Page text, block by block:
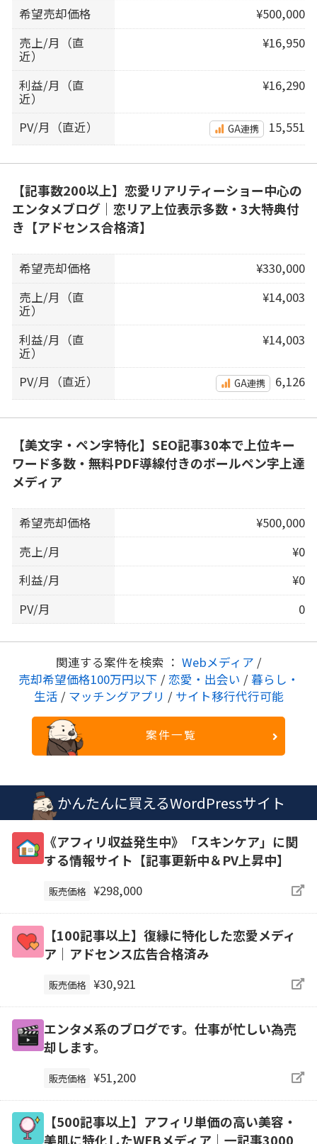
希望売却価格
¥500,000
売上/月（直
近）
¥16,950
利益/月（直
近）
¥16,290
PV/月（直近） GA連携 15,551
【記事数200以上】恋愛リアリティーショー中心の
エンタメブログ｜恋リア上位表示多数・3大特典付
き【アドセンス合格済】
希望売却価格
¥330,000
売上/月（直
近）
¥14,003
利益/月（直
近）
¥14,003
PV/月（直近） GA連携 6,126
【美文字・ペン字特化】SEO記事30本で上位キー
ワード多数・無料PDF導線付きのボールペン字上達
メディア
希望売却価格
¥500,000
売上/月
¥0
利益/月
¥0
PV/月
0
関連する案件を検索 ： Webメディア /
売却希望価格100万円以下 / 恋愛・出会い / 暮らし・
生活 / マッチングアプリ / サイト移行代行可能
案件一覧
かんたんに買えるWordPressサイト
《アフィリ収益発生中》「スキンケア」に関
する情報サイト【記事更新中＆PV上昇中】
販売価格 ¥298,000
【100記事以上】復縁に特化した恋愛メディ
ア｜アドセンス広告合格済み
販売価格 ¥30,921
エンタメ系のブログです。仕事が忙しい為売
却します。
販売価格 ¥51,200
【500記事以上】アフィリ単価の高い美容・
美肌に特化したWEBメディア｜一記事3000